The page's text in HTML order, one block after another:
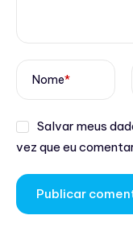
Nome*
Salvar meus
vez que eu